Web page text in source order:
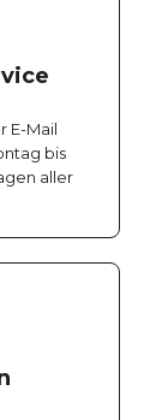
E-Mail
bis
aller